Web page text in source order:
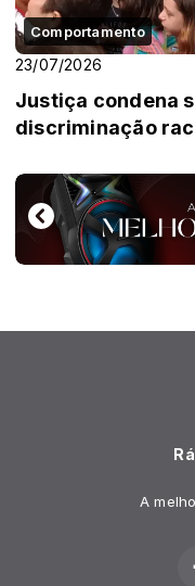
Comportamento
23/07/2026
Justiça condena
discriminação
A